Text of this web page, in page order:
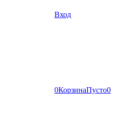
Вход
0КорзинаПусто0